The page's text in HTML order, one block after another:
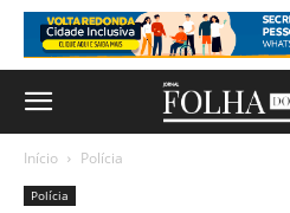
Início Polícia
Polícia